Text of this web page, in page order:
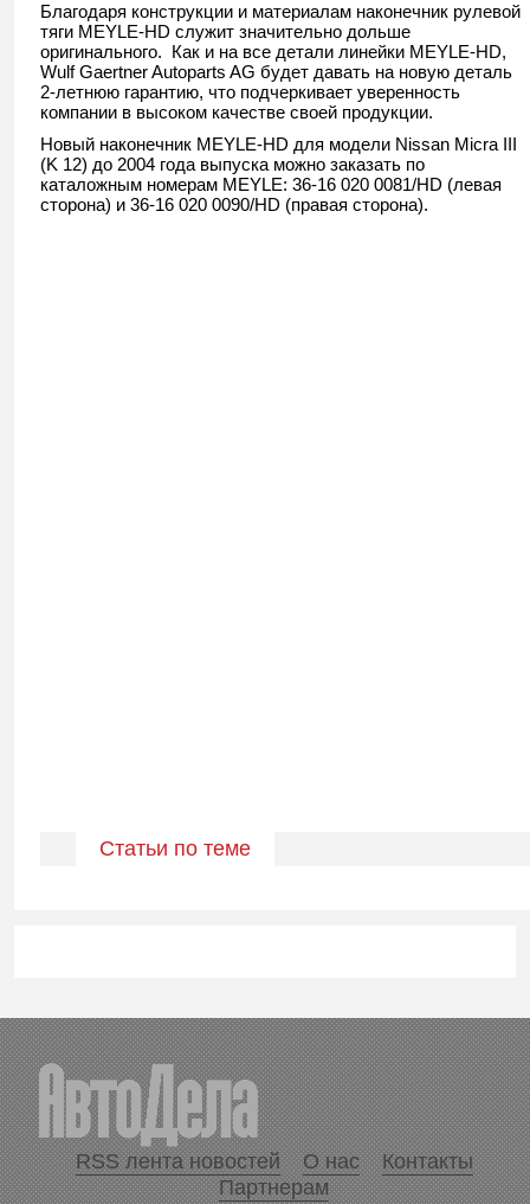
Благодаря конструкции и материалам наконечник рулевой
тяги MEYLE-HD служит значительно дольше
оригинального. Как и на все детали линейки MEYLE-HD,
Wulf Gaertner Autoparts AG будет давать на новую деталь
2-летнюю гарантию, что подчеркивает уверенность
компании в высоком качестве своей продукции.
Новый наконечник MEYLE-HD для модели Nissan Micra III
(K 12) до 2004 года выпуска можно заказать по
каталожным номерам MEYLE: 36-16 020 0081/HD (левая
сторона) и 36-16 020 0090/HD (правая сторона).
Статьи по теме
RSS лента новостей О нас
Контакты
Партнерам